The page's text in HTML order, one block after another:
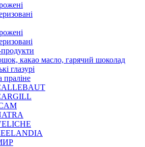
какао масло, гарячий шоколад
глазурі
праліне